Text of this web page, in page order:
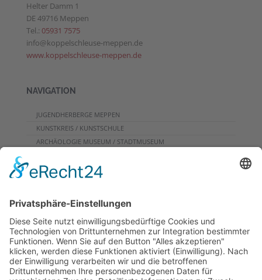
Helter Damm 1
DE 49716 Meppen
Tel.: 05931 7575
info@koppelschleuse-meppen.de
www.koppelschleuse-meppen.de
NAVIGATION
JUGENDHERBERGE MEPPEN
KUNSTKREIS / KUNSTSCHULE
ARCHÄOLOGIE MUSEUM / STADTMUSEUM
PROGRAMME FÜR GRUPPEN
DOWNLOADS
PROGRAMMHEFT
GRUPPENPROGRAMME